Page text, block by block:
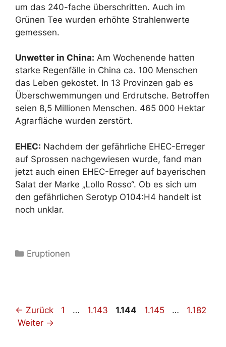
um das 240-fache überschritten. Auch im
Grünen Tee wurden erhöhte Strahlenwerte
gemessen.
Unwetter in China: Am Wochenende hatten
starke Regenfälle in China ca. 100 Menschen
das Leben gekostet. In 13 Provinzen gab es
Überschwemmungen und Erdrutsche. Betroffen
seien 8,5 Millionen Menschen. 465 000 Hektar
Agrarfläche wurden zerstört.
EHEC: Nachdem der gefährliche EHEC-Erreger
auf Sprossen nachgewiesen wurde, fand man
jetzt auch einen EHEC-Erreger auf bayerischen
Salat der Marke „Lollo Rosso“. Ob es sich um
den gefährlichen Serotyp O104:H4 handelt ist
noch unklar.
Kategorien
Eruptionen
← Zurück Seite
1 … Seite
1.143 Seite
1.144 Seite
1.145 … Seite
1.182
Weiter →